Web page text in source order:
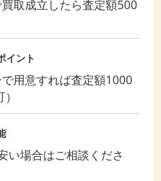
取成立したら査定額500
イント
用意すれば査定額1000
い場合はご相談くださ